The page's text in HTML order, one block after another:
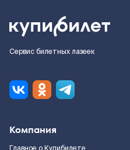
Сервис билетных лазеек
Компания